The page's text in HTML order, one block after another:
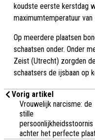
koudste eerste kerstdag
maximumtemperatuur van
Op meerdere plaatsen
schaatsen onder. Onder
Zeist (Utrecht) zorgden
schaatsers de ijsbaan op
Vorig artikel
Vrouwelijk narcisme: de
stille
persoonlijkheidsstoornis
achter het perfecte